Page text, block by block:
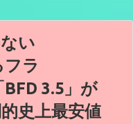
い
ラ
3.5」が
史上最安値